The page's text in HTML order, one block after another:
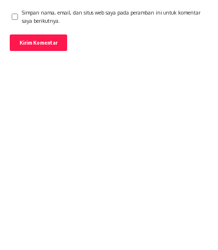
Simpan nama, email, dan situs web saya pada peramban ini untuk komentar
saya berikutnya.